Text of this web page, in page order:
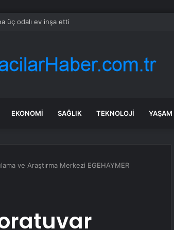
üç odalı ev inşa etti
EKONOMI SAĞLIK TEKNOLOJI YAŞAM
ve Araştırma Merkezi EGEHAYMER